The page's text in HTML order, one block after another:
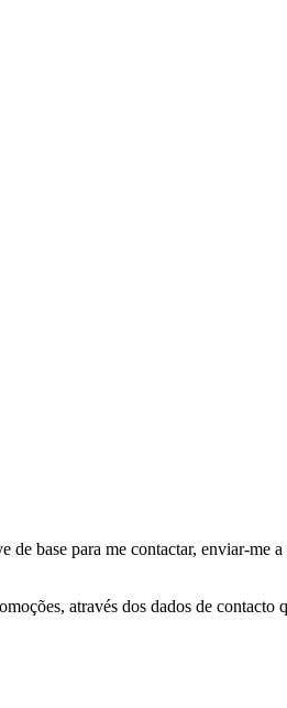
base para me contactar, enviar-me a
através dos dados de contacto